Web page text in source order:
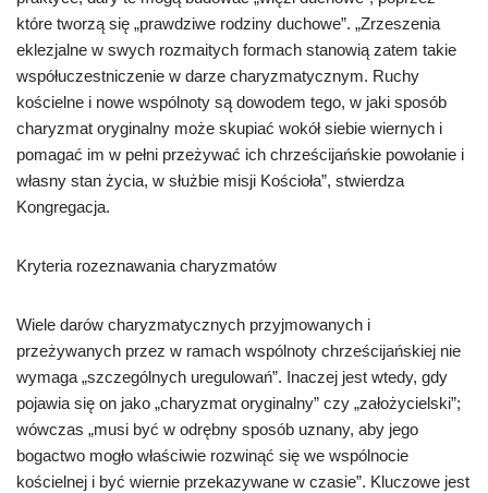
które tworzą się „prawdziwe rodziny duchowe”. „Zrzeszenia
eklezjalne w swych rozmaitych formach stanowią zatem takie
współuczestniczenie w darze charyzmatycznym. Ruchy
kościelne i nowe wspólnoty są dowodem tego, w jaki sposób
charyzmat oryginalny może skupiać wokół siebie wiernych i
pomagać im w pełni przeżywać ich chrześcijańskie powołanie i
własny stan życia, w służbie misji Kościoła”, stwierdza
Kongregacja.
Kryteria rozeznawania charyzmatów
Wiele darów charyzmatycznych przyjmowanych i
przeżywanych przez w ramach wspólnoty chrześcijańskiej nie
wymaga „szczególnych uregulowań”. Inaczej jest wtedy, gdy
pojawia się on jako „charyzmat oryginalny” czy „założycielski”;
wówczas „musi być w odrębny sposób uznany, aby jego
bogactwo mogło właściwie rozwinąć się we wspólnocie
kościelnej i być wiernie przekazywane w czasie”. Kluczowe jest